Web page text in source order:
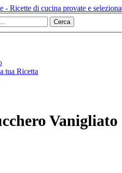
Cerca
tua Ricetta
Vanigliato